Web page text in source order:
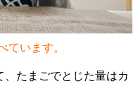
ています。
たまごでとじた量はカ